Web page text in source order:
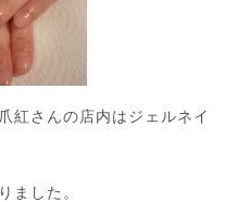
紅さんの店内はジェルネイ
ました。